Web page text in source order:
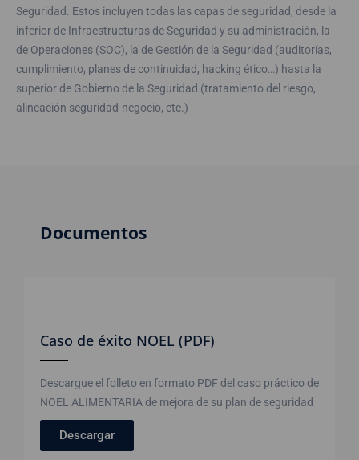
Seguridad. Estos incluyen todas las capas de seguridad, desde la
inferior de Infraestructuras de Seguridad y su administración, la
de Operaciones (SOC), la de Gestión de la Seguridad (auditorías,
cumplimiento, planes de continuidad, hacking ético…) hasta la
superior de Gobierno de la Seguridad (tratamiento del riesgo,
alineación seguridad-negocio, etc.)
Documentos
Caso de éxito NOEL (PDF)
Descargue el folleto en formato PDF del caso práctico de
NOEL ALIMENTARIA de mejora de su plan de seguridad
Descargar